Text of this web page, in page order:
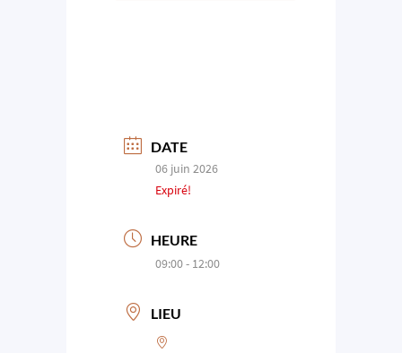
DATE
06 juin 2026
Expiré!
HEURE
09:00 - 12:00
LIEU